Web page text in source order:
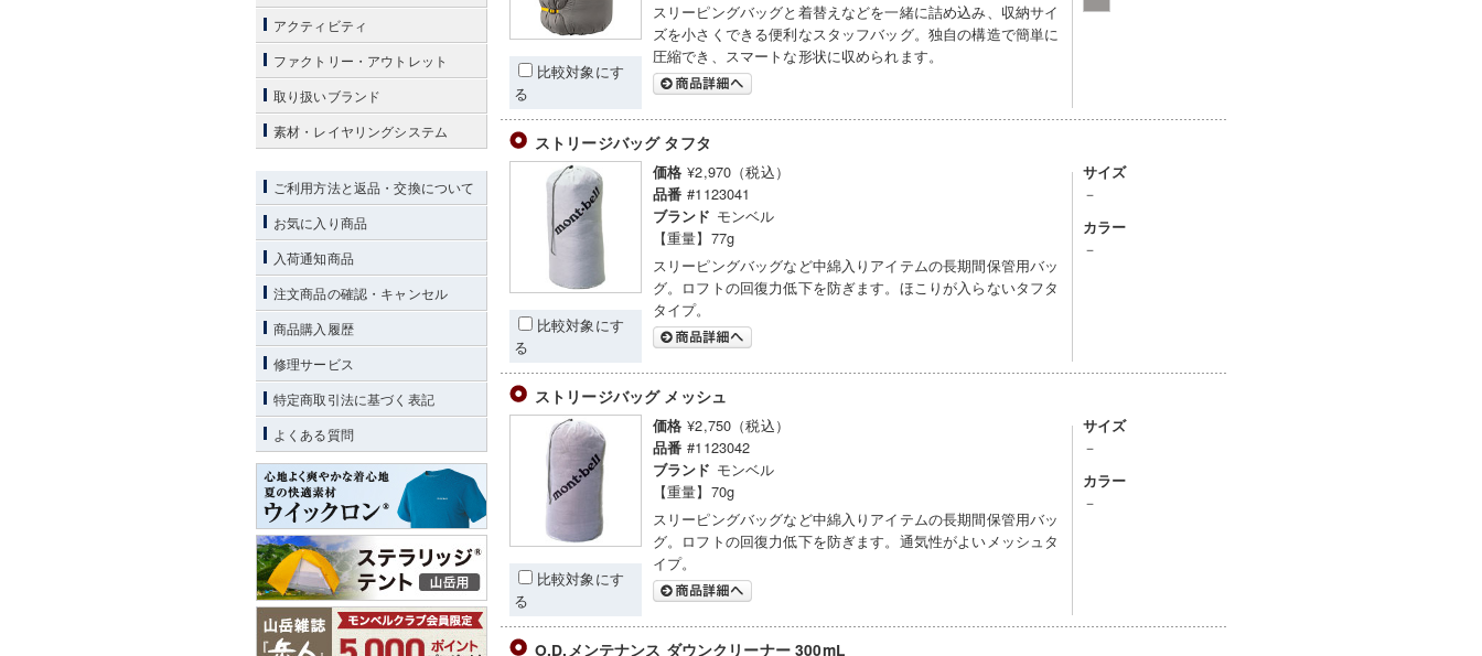
比較対象にす
る
スリーピングバッグと着替えなどを一緒に詰め込み、収納サイ
ズを小さくできる便利なスタッフバッグ。独自の構造で簡単に
圧縮でき、スマートな形状に収められます。
ストリージバッグ タフタ
比較対象にす
る
価格 ¥2,970（税込）
品番 #1123041
ブランド モンベル
【重量】77g
スリーピングバッグなど中綿入りアイテムの長期間保管用バッ
グ。ロフトの回復力低下を防ぎます。ほこりが入らないタフタ
タイプ。
サイズ
－
カラー
－
ストリージバッグ メッシュ
比較対象にす
る
価格 ¥2,750（税込）
品番 #1123042
ブランド モンベル
【重量】70g
スリーピングバッグなど中綿入りアイテムの長期間保管用バッ
グ。ロフトの回復力低下を防ぎます。通気性がよいメッシュタ
イプ。
サイズ
－
カラー
－
O.D.メンテナンス ダウンクリーナー 300mL
アクティビティ
ファクトリー・アウトレット
取り扱いブランド
素材・レイヤリングシステム
ご利用方法と返品・交換について
お気に入り商品
入荷通知商品
注文商品の確認・キャンセル
商品購入履歴
修理サービス
特定商取引法に基づく表記
よくある質問